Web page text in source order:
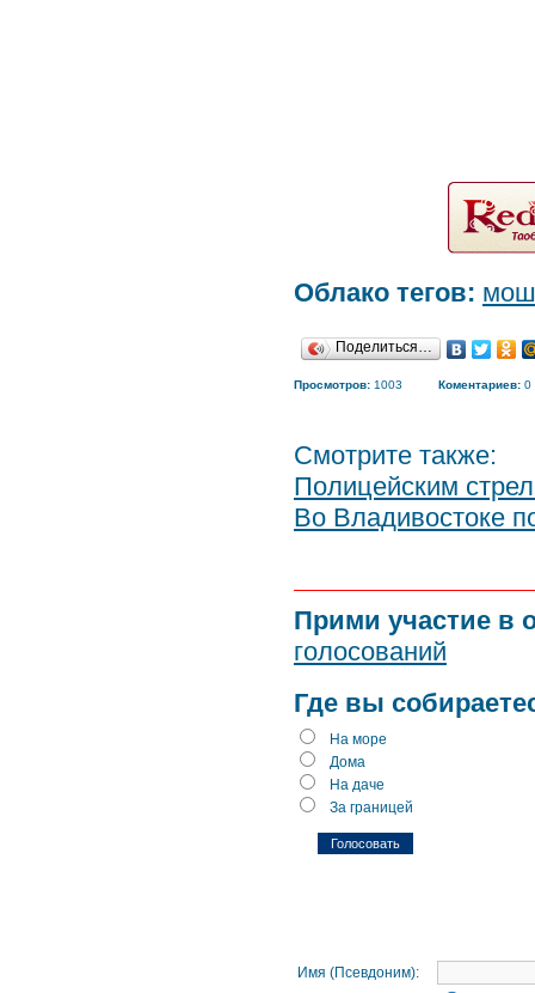
Облако тегов:
Поделиться…
Просмотров: 1003 Коментариев: 0
Смотрите также:
Полицейским
Во Владивостоке
Прими участие в
голосований
Где вы
На море
Дома
На даче
За границей
Имя (Псевдоним):